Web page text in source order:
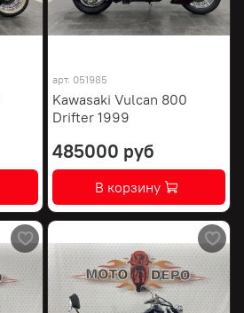
арт. 051985
Kawasaki Vulcan 800
Drifter 1999
485000 руб
В корзину